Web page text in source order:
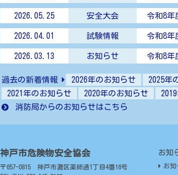
2026.05.25 安全大会 令和8年
2026.04.01 試験情報 令和8年
2026.03.13 お知らせ 令和8年
過去の新着情報 2026年のお知らせ 2025年
2021年のお知らせ
2020年のお知らせ
消防局からのお知らせはこちら
神戸市危険物安全協会
〒657-0815 神戸市灘区薬師通1丁目4番16号
お知
お知